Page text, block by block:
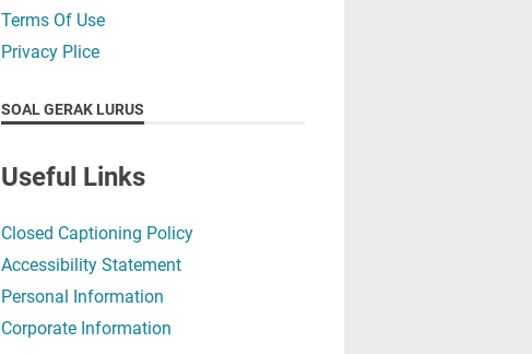
Terms Of Use
Privacy Plice
SOAL GERAK LURUS
Useful Links
Closed Captioning Policy
Accessibility Statement
Personal Information
Corporate Information